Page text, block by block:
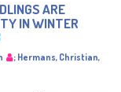
ARE
IN WINTER
; Hermans, Christian,